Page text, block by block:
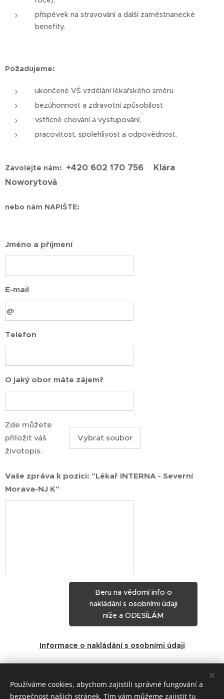
příspěvek na stravování a další zaměstnanecké
benefity.
Požadujeme:
ukončené VŠ vzdělání lékařského směru
bezúhonnost a zdravotní způsobilost
vstřícné chování a vystupování,
pracovitost, spolehlivost a odpovědnost.
Zavolejte nám: +420 602 170 756 Klára
Noworytová
nebo nám NAPIŠTE:
Jméno a příjmení
E-mail
Telefon
O jaký obor máte zájem?
Zde můžete
přiložit váš
životopis.
Vybrat soubor
Vaše zpráva k pozici: "Lékař INTERNA - Severní
Morava-NJ K"
Beru na vědomí info o
nakládání s osobními údaji
níže a ODESÍLÁM
Informace o nakládání s osobními údaji
Share
Používáme cookies, abychom zajistili správné fungování a
bezpečnost našich stránek. Tím vám můžeme zajistit tu